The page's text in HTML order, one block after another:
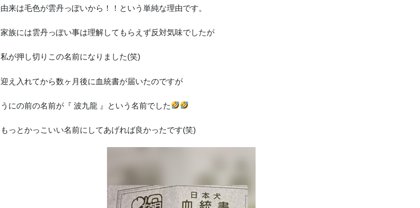
由来は毛色が雲丹っぽいから！！という単純な理由です。
家族には雲丹っぽい事は理解してもらえず反対気味でしたが
私が押し切りこの名前になりました(笑)
迎え入れてから数ヶ月後に血統書が届いたのですが
うにの前の名前が『 波九龍 』という名前でした
もっとかっこいい名前にしてあげれば良かったです(笑)